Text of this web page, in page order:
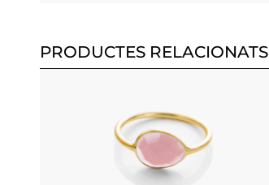
PRODUCTES RELACIONATS